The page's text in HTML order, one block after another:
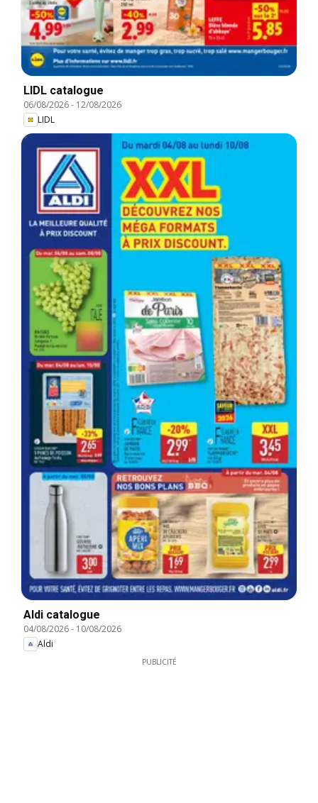
LIDL catalogue
06/08/2026- 12/08/2026
LIDL
Aldi catalogue
04/08/2026- 10/08/2026
Aldi
PUBLICITÉ